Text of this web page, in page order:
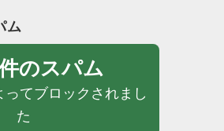
ム
のスパム
ってブロックされまし
た